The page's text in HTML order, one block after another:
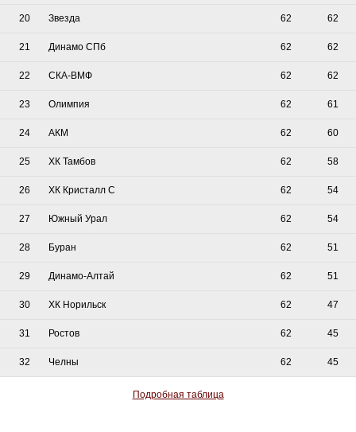
20 Звезда 62 62
21 Динамо СПб 62 62
22 СКА-ВМФ 62 62
23 Олимпия 62 61
24 АКМ 62 60
25 ХК Тамбов 62 58
26 ХК Кристалл С 62 54
27 Южный Урал 62 54
28 Буран 62 51
29 Динамо-Алтай 62 51
30 ХК Норильск 62 47
31 Ростов 62 45
32 Челны 62 45
Подробная таблица